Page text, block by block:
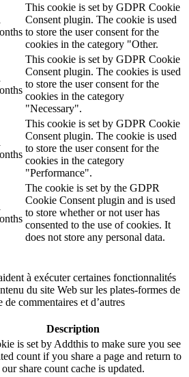
This cookie is set by GDPR Cookie
Consent plugin. The cookie is used
to store the user consent for the
cookies in the category "Other.
This cookie is set by GDPR Cookie
Consent plugin. The cookies is used
to store the user consent for the
cookies in the category
"Necessary".
This cookie is set by GDPR Cookie
Consent plugin. The cookie is used
to store the user consent for the
cookies in the category
"Performance".
The cookie is set by the GDPR
Cookie Consent plugin and is used
to store whether or not user has
consented to the use of cookies. It
does not store any personal data.
à exécuter certaines fonctionnalités
du site Web sur les plates-formes de
commentaires et d’autres
Description
is set by Addthis to make sure you see
count if you share a page and return to
share count cache is updated.